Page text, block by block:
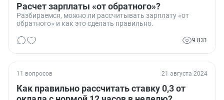
Расчет зарплаты «от обратного»?
Разбираемся, можно ли рассчитывать зарплату «от
обратного» и как это сделать правильно.
9 831
11 вопросов 21 августа 2024
Как правильно рассчитать ставку 0,3 от